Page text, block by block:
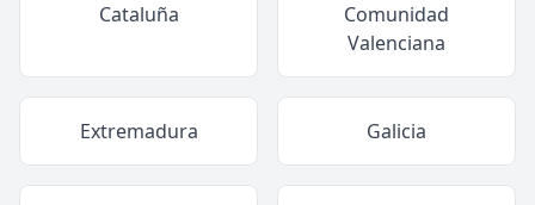
Cataluña
Comunidad
Valenciana
Extremadura Galicia